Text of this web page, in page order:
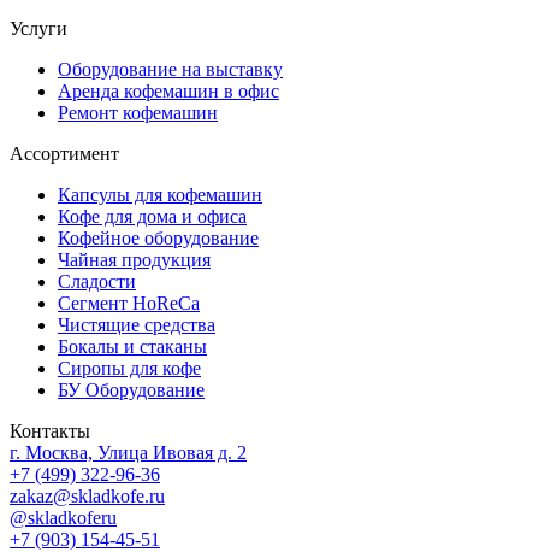
Услуги
Оборудование на выставку
Аренда кофемашин в офис
Ремонт кофемашин
Ассортимент
Капсулы для кофемашин
Кофе для дома и офиса
Кофейное оборудование
Чайная продукция
Сладости
Сегмент HoReCa
Чистящие средства
Бокалы и стаканы
Сиропы для кофе
БУ Оборудование
Контакты
г. Москва, Улица Ивовая д. 2
+7 (499) 322-96-36
zakaz@skladkofe.ru
@skladkoferu
+7 (903) 154-45-51